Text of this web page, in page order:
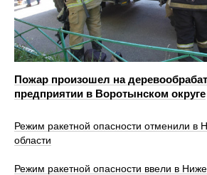
Пожар произошел на
предприятии в Воротынском округе
Режим ракетной опасности отменили в
области
Режим ракетной опасности ввели в